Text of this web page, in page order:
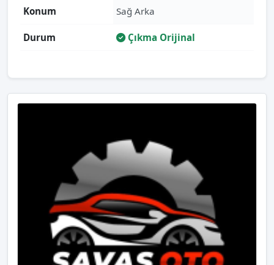
Konum Sağ Arka
Durum Çıkma Orijinal